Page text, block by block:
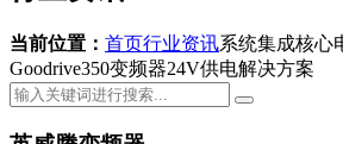
当前位置： 首页行业资讯系统集成核心
Goodrive350变频器24V供电解决方案